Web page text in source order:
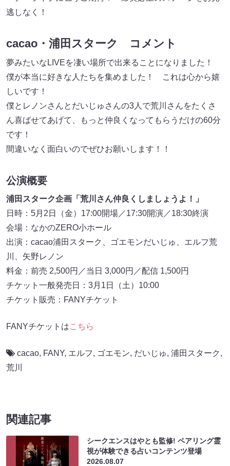
逃しなく！
cacao・浦田スターク コメント
夢みたいなLIVEを凄い場所で出来ることになりました！
僕が本当に好きな人たちを集めました！ これは心から嬉
しいです！
僕とレノンさんとだいじゅさんの3人で荒川さんをたくさ
ん喜ばせてあげて、もっと仲良くなってもらうだけの60分
です！
間違いなく面白いのでぜひお願いします！！
公演概要
浦田スターク企画「荒川さん仲良くしましょうよ！」
日時：5月2日（金）17:00開場／17:30開演／18:30終演
会場：なかのZERO小ホール
出演：cacao浦田スターク、ゴエモンだいじゅ、エルフ荒
川、矢野レノン
料金：前売 2,500円／当日 3,000円／配信 1,500円
チケット一般発売日：3月1日（土）10:00
チケット販売：FANYチケット
FANYチケットはこちら
cacao, FANY, エルフ, ゴエモン, だいじゅ, 浦田スターク ,
荒川
関連記事
シークエンスはやとも監修! ペアリング霊
視が体験できる占いコンテンツ登場
2026.08.07